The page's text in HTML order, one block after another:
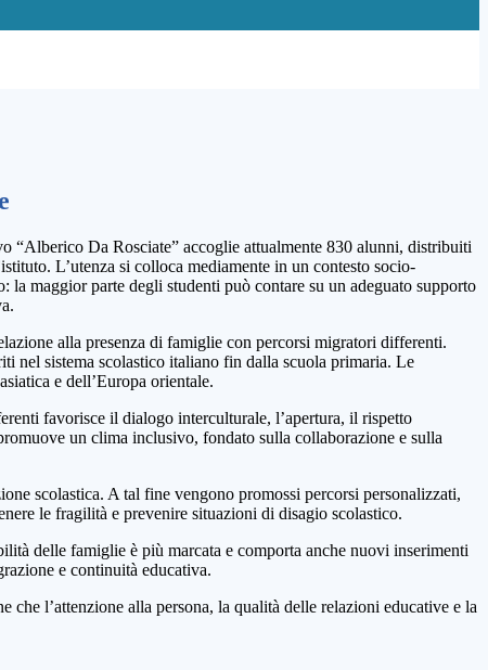
“Alberico Da Rosciate” accoglie attualmente 830 alunni, distribuiti
L’utenza si colloca mediamente in un contesto socio-
la maggior parte degli studenti può contare su un adeguato supporto
alla presenza di famiglie con percorsi migratori differenti.
nel sistema scolastico italiano fin dalla scuola primaria. Le
e dell’Europa orientale.
favorisce il dialogo interculturale, l’apertura, il rispetto
un clima inclusivo, fondato sulla collaborazione e sulla
scolastica. A tal fine vengono promossi percorsi personalizzati,
le fragilità e prevenire situazioni di disagio scolastico.
delle famiglie è più marcata e comporta anche nuovi inserimenti
e continuità educativa.
l’attenzione alla persona, la qualità delle relazioni educative e la